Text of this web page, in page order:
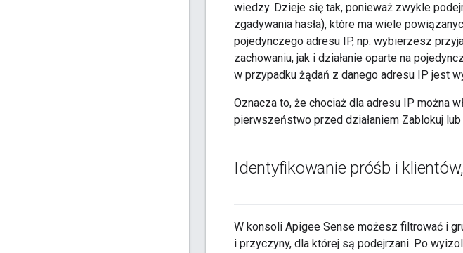
wiedzy. Dzieje się tak, ponieważ zwykle
zgadywania hasła), które ma wiele
pojedynczego adresu IP, np. wybierzesz
zachowaniu, jak i działanie oparte na
w przypadku żądań z danego adresu IP jest
Oznacza to, że chociaż dla adresu IP można
pierwszeństwo przed działaniem Zablokuj lub
Identyfikowanie próśb i klientów,
W konsoli Apigee Sense możesz filtrować i
i przyczyny, dla której są podejrzani. Po